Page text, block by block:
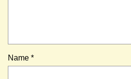
Name *